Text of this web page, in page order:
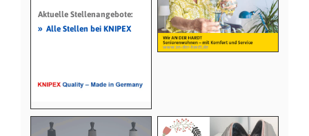
Aktuelle Stellenangebote:
» Alle Stellen bei KNIPEX